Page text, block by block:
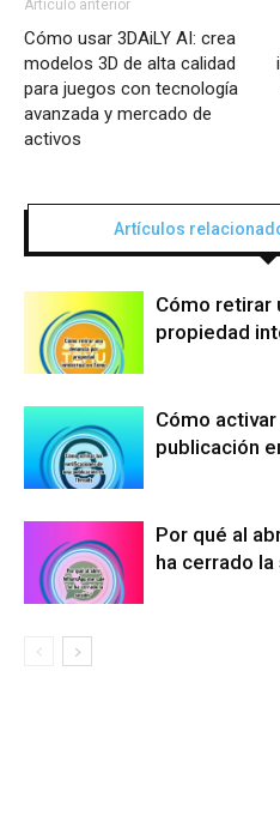
Artículo anterior
Cómo usar 3DAiLY AI: crea
modelos 3D de alta calidad
para juegos con tecnología
avanzada y mercado de
activos
Artículos
Cómo retirar
propiedad
Cómo
publicación
Por qué al
ha cerrado la